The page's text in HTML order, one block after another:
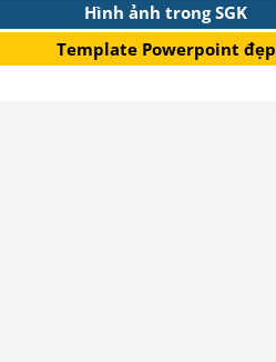
Hình ảnh trong SGK
Template Powerpoint đẹp